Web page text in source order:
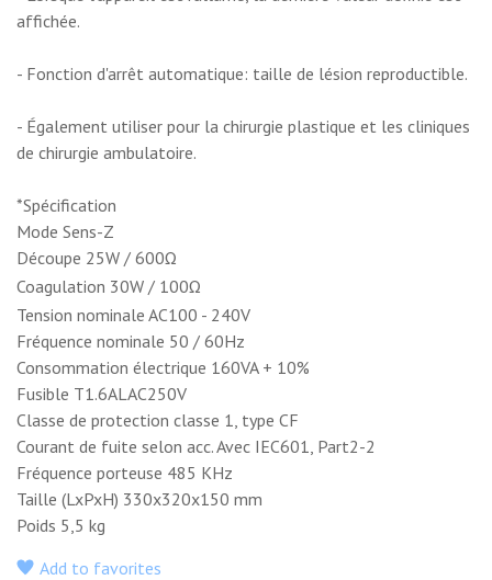
affichée.
- Fonction d'arrêt automatique: taille de lésion reproductible.
- Également utiliser pour la chirurgie plastique et les cliniques
de chirurgie ambulatoire.
*Spécification
Mode Sens-Z
Découpe 25W / 600Ω
Coagulation 30W / 100Ω
Tension nominale AC100 - 240V
Fréquence nominale 50 / 60Hz
Consommation électrique 160VA + 10%
Fusible T1.6ALAC250V
Classe de protection classe 1, type CF
Courant de fuite selon acc. Avec IEC601, Part2-2
Fréquence porteuse 485 KHz
Taille (LxPxH) 330x320x150 mm
Poids 5,5 kg
Add to favorites